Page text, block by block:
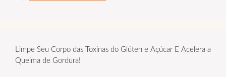
Limpe Seu Corpo das Toxinas do Glúten e Açúcar E Acelera a
Queima de Gordura!